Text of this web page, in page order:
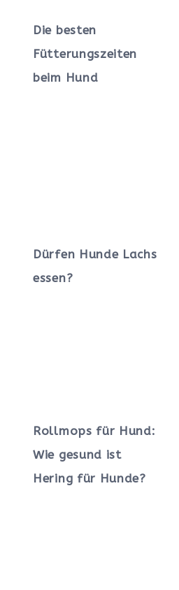
Die besten
Fütterungszeiten
beim Hund
Dürfen Hunde Lachs
essen?
Rollmops für Hund:
Wie gesund ist
Hering für Hunde?